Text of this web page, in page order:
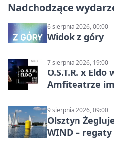
Nadchodzące
6 sierpnia 2026, 00:00
Widok z góry
7 sierpnia 2026, 19:00
O.S.T.R. x
Amfiteatrze
9 sierpnia 2026, 09:00
Olsztyn
WIND –